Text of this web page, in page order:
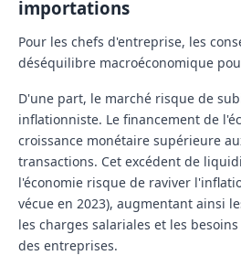
importations
Pour les chefs d'entreprise, les
déséquilibre macroéconomique
D'une part, le marché risque de
inflationniste. Le financement de
croissance monétaire supérieure
transactions. Cet excédent de
l'économie risque de raviver
vécue en 2023), augmentant ainsi
les charges salariales et les
des entreprises.